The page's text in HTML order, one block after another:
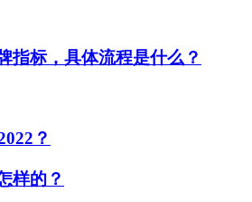
指标，具体流程是什么？
？
样的？